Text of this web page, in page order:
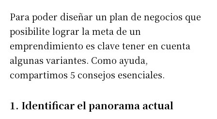
Para poder diseñar un plan de negocios que
posibilite lograr la meta de un
emprendimiento es clave tener en cuenta
algunas variantes. Como ayuda,
compartimos 5 consejos esenciales.
1. Identificar el panorama actual